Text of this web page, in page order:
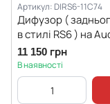
Артикул: DIRS6-11C74
Дифузор (
в стилі RS6 ) на
11 150 грн
В наявності